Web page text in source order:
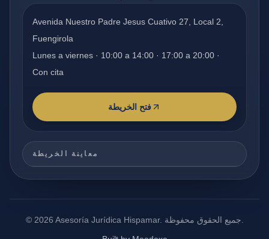
Avenida Nuestro Padre Jesus Cuativo 27, Local 2,
Fuengirola
Lunes a viernes · 10:00 a 14:00 · 17:00 a 20:00 ·
Con cita
فتح الخريطة
معاينة الخريطة
© 2026 Asesoría Jurídica Hispamar.